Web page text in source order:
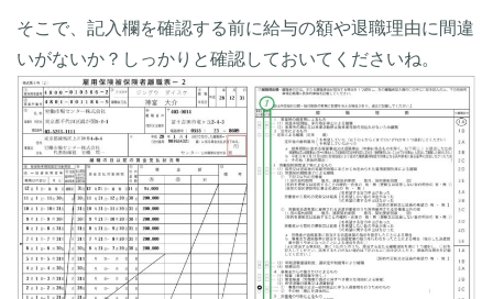
そこで、記入欄を確認する前に給与の額や退職理由に間違
いがないか？しっかりと確認しておいてくださいね。